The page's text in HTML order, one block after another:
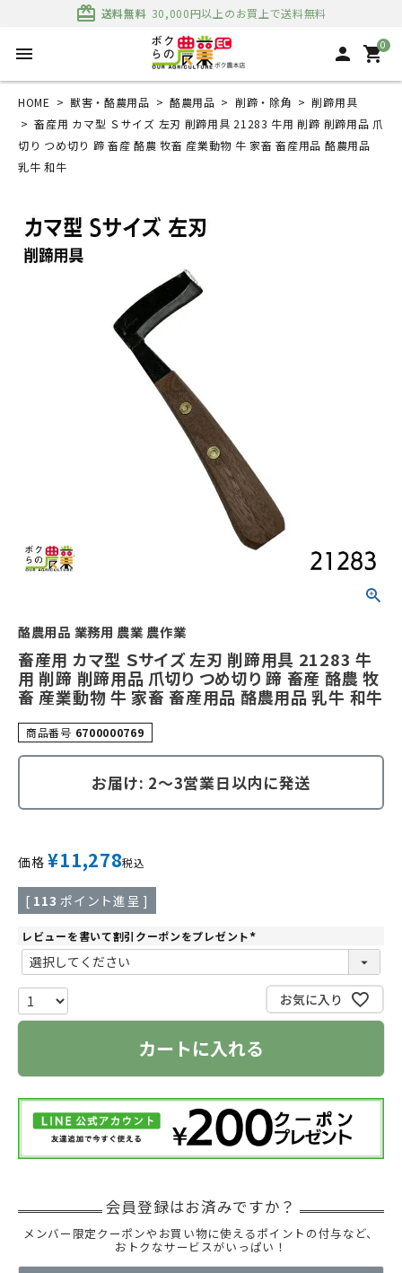
card_giftcard 送料無料 30,000円以上のお買上で送料無料
menu person 0
shopping_cart
HOME 獣害・酪農用品 酪農用品 削蹄・除角
削蹄用具
畜産用 カマ型 Ｓサイズ 左刃 削蹄用具 21283 牛用 削蹄 削蹄用品 爪
切り つめ切り 蹄 畜産 酪農 牧畜 産業動物 牛 家畜 畜産用品 酪農用品
乳牛 和牛
酪農用品 業務用 農業 農作業
畜産用 カマ型 Ｓサイズ 左刃 削蹄用具 21283 牛
用 削蹄 削蹄用品 爪切り つめ切り 蹄 畜産 酪農 牧
畜 産業動物 牛 家畜 畜産用品 酪農用品 乳牛 和牛
商品番号 6700000769
お届け: 2～3営業日以内に発送
価格 ¥11,278税込
[ 113 ポイント進呈 ]
レビューを書いて割引クーポンをプレゼント
(
)
お気に入り
カートに入れる
メンバー限定クーポンやお買い物に使えるポイントの付与など、
おトクなサービスがいっぱい！